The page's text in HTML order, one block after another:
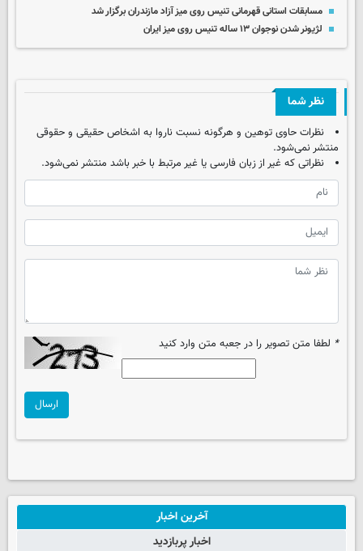
مسابقات استانی قهرمانی تنیس روی میز آزاد مازندران برگزار شد
لژیونر شدن نوجوان ١٣ ساله تنیس روی میز ایران
نظر شما
نظرات حاوی توهین و هرگونه نسبت ناروا به اشخاص حقیقی و حقوقی
منتشر نمی‌شود.
نظراتی که غیر از زبان فارسی یا غیر مرتبط با خبر باشد منتشر نمی‌شود.
* لطفا متن تصویر را در جعبه متن وارد کنید
ارسال
آخرین اخبار
اخبار پربازدید